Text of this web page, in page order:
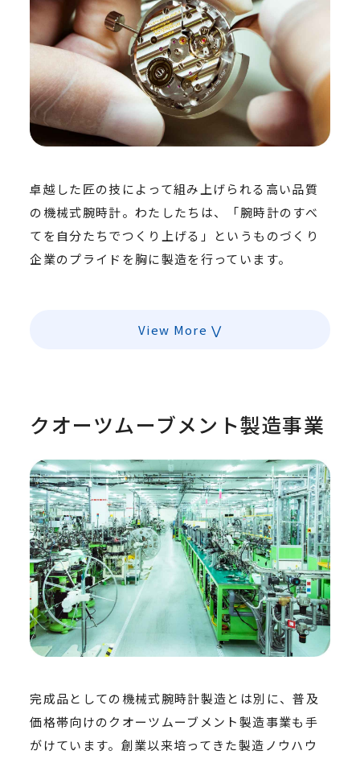
卓越した匠の技によって組み上げられる高い品質
の機械式腕時計。わたしたちは、「腕時計のすべ
てを自分たちでつくり上げる」というものづくり
企業のプライドを胸に製造を行っています。
View More
クオーツムーブメント製造事業
完成品としての機械式腕時計製造とは別に、普及
価格帯向けのクオーツムーブメント製造事業も手
がけています。創業以来培ってきた製造ノウハウ